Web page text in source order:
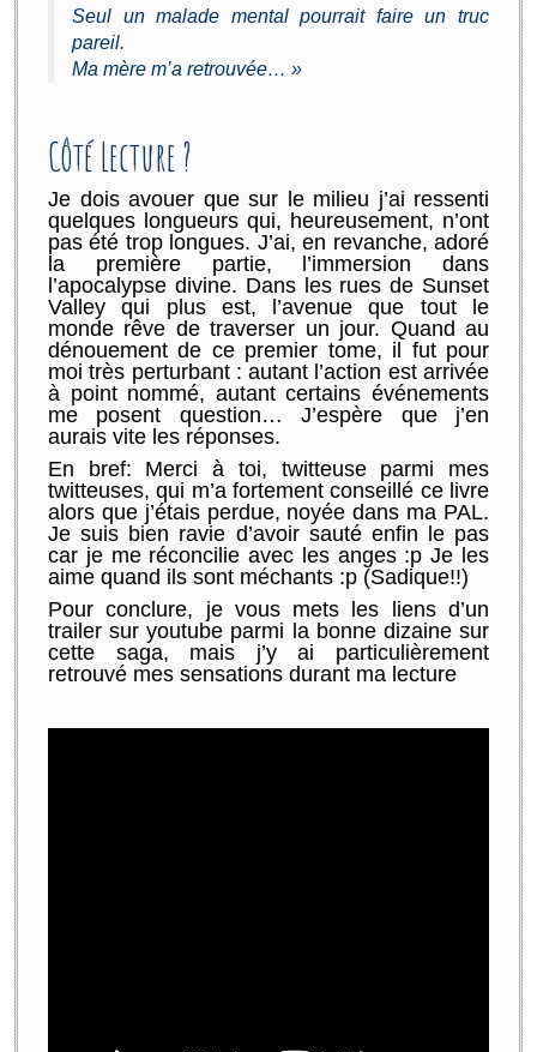
Seul un malade mental pourrait faire un truc
pareil.
Ma mère m’a retrouvée… »
Côté Lecture ?
Je dois avouer que sur le milieu j’ai ressenti
quelques longueurs qui, heureusement, n’ont
pas été trop longues. J’ai, en revanche, adoré
la première partie, l’immersion dans
l’apocalypse divine. Dans les rues de Sunset
Valley qui plus est, l’avenue que tout le
monde rêve de traverser un jour. Quand au
dénouement de ce premier tome, il fut pour
moi très perturbant : autant l’action est arrivée
à point nommé, autant certains événements
me posent question… J’espère que j’en
aurais vite les réponses.
En bref: Merci à toi, twitteuseparmi mes
twitteuses, qui m’afortement conseillé ce livre
alors que j’étais perdue, noyée dans ma PAL.
Je suis bien ravie d’avoir sauté enfin le pas
car je me réconcilie avec les anges :p Je les
aime quand ils sont méchants :p (Sadique!!)
Pour conclure, je vous mets les liens d’un
trailer suryoutube parmi la bonne dizaine sur
cette saga, mais j’y ai particulièrement
retrouvé mes sensations durant ma lecture